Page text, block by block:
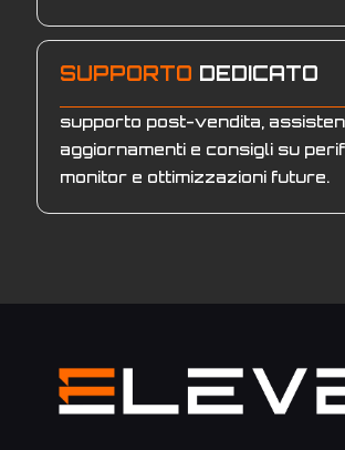
SUPPORTO DEDICATO
supporto post-vendita,
aggiornamenti e consigli su
monitor e ottimizzazioni future.